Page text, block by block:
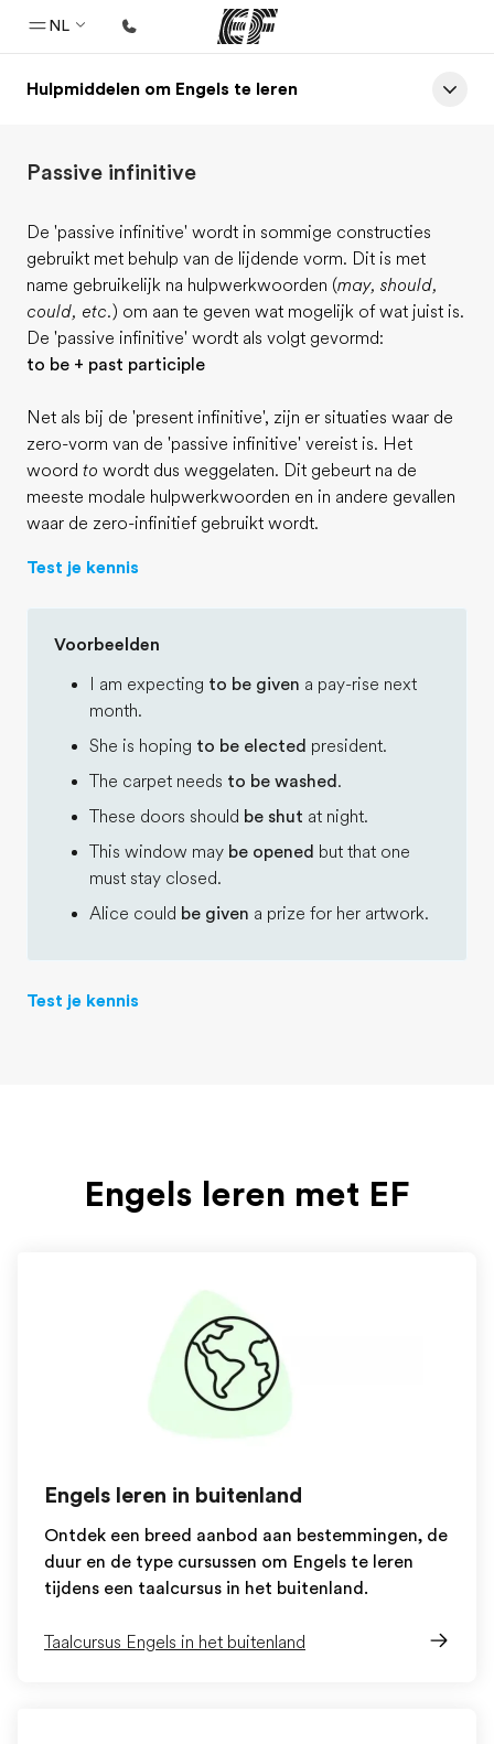
NL
Home
Programma's
Kantoren
Vind een kantoor
Over ons
Carrières
Kom bij ons team
Hulpmiddelen om Engels te leren
Passive infinitive
De 'passive infinitive' wordt in sommige constructies
gebruikt met behulp van de lijdende vorm. Dit is met
name gebruikelijk na hulpwerkwoorden (may, should,
could, etc.) om aan te geven wat mogelijk of wat juist is.
De 'passive infinitive' wordt als volgt gevormd:
to be + past participle
Net als bij de 'present infinitive', zijn er situaties waar de
zero-vorm van de 'passive infinitive' vereist is. Het
woord to wordt dus weggelaten. Dit gebeurt na de
meeste modale hulpwerkwoorden en in andere gevallen
waar de zero-infinitief gebruikt wordt.
Test je kennis
Voorbeelden
I am expecting to be given a pay-rise next
month.
She is hoping to be elected president.
The carpet needs to be washed .
These doors should be shut at night.
This window may be opened but that one
must stay closed.
Alice could be given a prize for her artwork.
Test je kennis
Engels leren met EF
Engels leren in buitenland
Ontdek een breed aanbod aan bestemmingen, de
duur en de type cursussen om Engels te leren
tijdens een taalcursus in het buitenland.
Taalcursus Engels in het buitenland